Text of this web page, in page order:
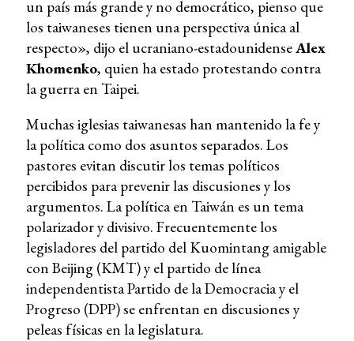
un país más grande y no democrático, pienso que
los taiwaneses tienen una perspectiva única al
respecto», dijo el ucraniano-estadounidenseAlex
Khomenko, quien ha estado protestando contra
la guerra en Taipei.
Muchas iglesias taiwanesas han mantenido la fe y
la política como dos asuntos separados. Los
pastores evitan discutir los temas políticos
percibidos para prevenir las discusiones y los
argumentos. La política en Taiwán es un tema
polarizador y divisivo. Frecuentemente los
legisladores del partido del Kuomintang amigable
con Beijing (KMT) y el partido de línea
independentista Partido de la Democracia y el
Progreso (DPP) se enfrentan en discusiones y
peleas físicas en la legislatura.